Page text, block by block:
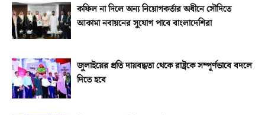
কফিল না দিলে অন্য নিয়োগকর্তার অধীনে সৌদিতে
আকামা নবায়নের সুযোগ পাবে বাংলাদেশিরা
জুলাইয়ের প্রতি দায়বদ্ধতা থেকে রাষ্ট্রকে সম্পূর্ণভাবে বদলে
দিতে হবে